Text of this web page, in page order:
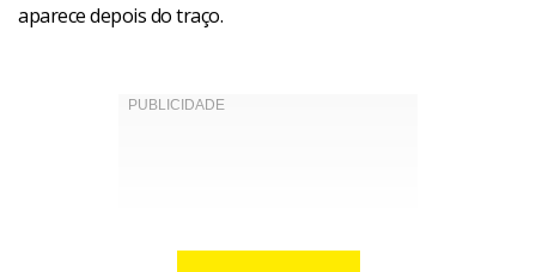
aparece depois do traço.